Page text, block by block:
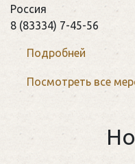
Россия
8 (83334) 7-45-56
Подробней
Посмотреть все